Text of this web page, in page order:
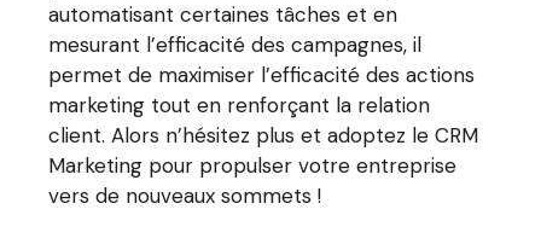
automatisant certaines tâches et en
mesurant l’efficacité des campagnes, il
permet de maximiser l’efficacité des actions
marketing tout en renforçant la relation
client. Alors n’hésitez plus et adoptez le CRM
Marketing pour propulser votre entreprise
vers de nouveaux sommets !